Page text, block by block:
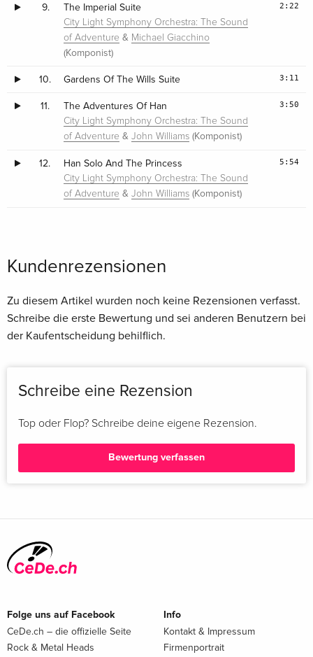
9. The Imperial Suite
City Light Symphony Orchestra: The Sound
of Adventure & Michael Giacchino
(Komponist)
2:22
10. Gardens Of The Wills Suite 3:11
11. The Adventures Of Han
City Light Symphony Orchestra: The Sound
of Adventure &John Williams (Komponist)
3:50
12. Han Solo And The Princess
City Light Symphony Orchestra: The Sound
of Adventure &John Williams (Komponist)
5:54
Kundenrezensionen
Zu diesem Artikel wurden noch keine Rezensionen verfasst.
Schreibe die erste Bewertung und sei anderen Benutzern bei
der Kaufentscheidung behilflich.
Schreibe eine Rezension
Top oder Flop? Schreibe deine eigene Rezension.
Bewertung verfassen
Folge uns auf Facebook
CeDe.ch – die offizielle Seite
Rock & Metal Heads
Info
Kontakt & Impressum
Firmenportrait